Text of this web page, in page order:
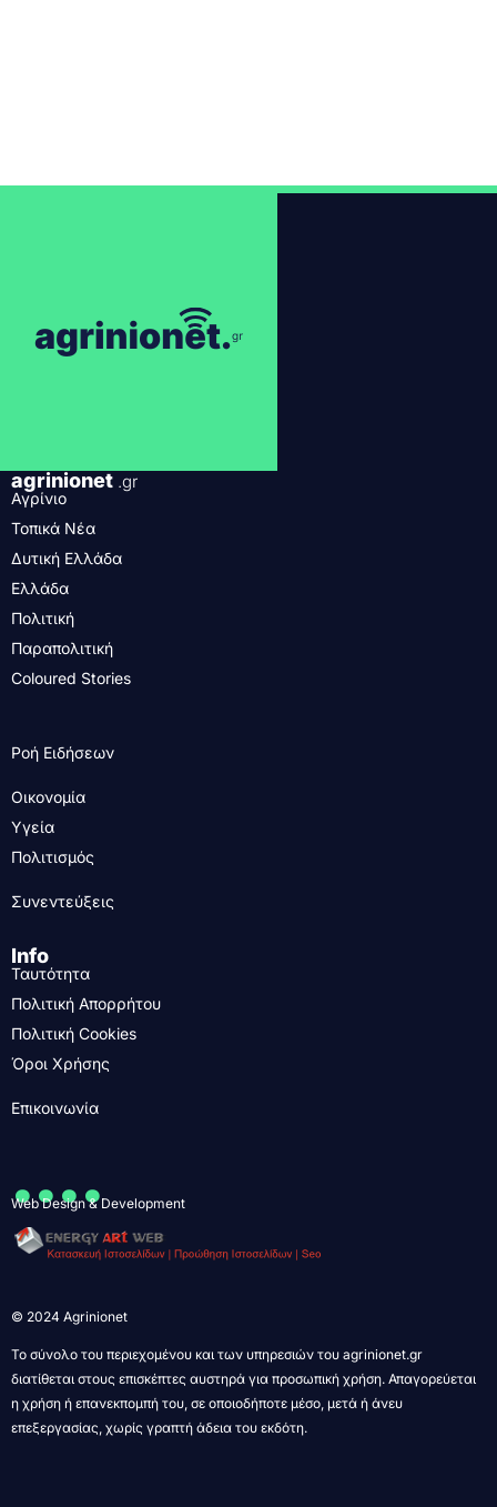
agrinionet .gr
Αγρίνιο
Τοπικά Νέα
Δυτική Ελλάδα
Ελλάδα
Πολιτική
Παραπολιτική
Coloured Stories
Ροή Ειδήσεων
Οικονομία
Υγεία
Πολιτισμός
Συνεντεύξεις
Info
Ταυτότητα
Πολιτική Απορρήτου
Πολιτική Cookies
Όροι Χρήσης
Επικοινωνία
....
Web Design & Development
© 2024 Agrinionet
Το σύνολο του περιεχομένου και των υπηρεσιών του agrinionet.gr
διατίθεται στους επισκέπτες αυστηρά για προσωπική χρήση. Απαγορεύεται
η χρήση ή επανεκπομπή του, σε οποιοδήποτε μέσο, μετά ή άνευ
επεξεργασίας, χωρίς γραπτή άδεια του εκδότη.